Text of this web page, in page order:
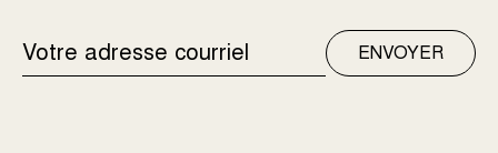
ADRESSE
COURRIEL
ENVOYER